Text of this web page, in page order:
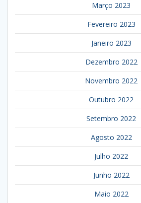
Março 2023
Fevereiro 2023
Janeiro 2023
Dezembro 2022
Novembro 2022
Outubro 2022
Setembro 2022
Agosto 2022
Julho 2022
Junho 2022
Maio 2022